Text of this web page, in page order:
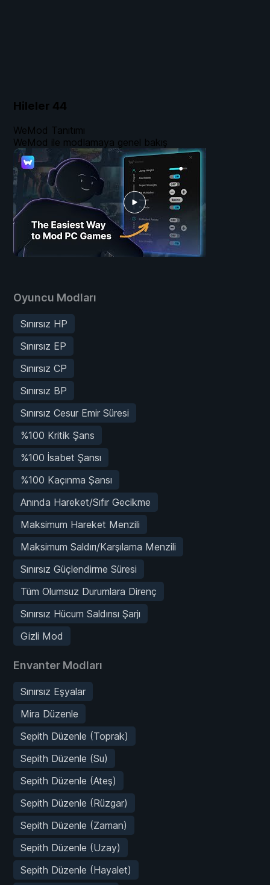
Hileler 44
Oyuncu Modları
Sınırsız HP
Sınırsız EP
Sınırsız CP
Sınırsız BP
Sınırsız Cesur Emir Süresi
%100 Kritik Şans
%100 İsabet Şansı
%100 Kaçınma Şansı
Anında Hareket/Sıfır Gecikme
Maksimum Hareket Menzili
Maksimum Saldırı/Karşılama Menzili
Sınırsız Güçlendirme Süresi
Tüm Olumsuz Durumlara Direnç
Sınırsız Hücum Saldırısı Şarjı
Gizli Mod
Envanter Modları
Sınırsız Eşyalar
Mira Düzenle
Sepith Düzenle (Toprak)
Sepith Düzenle (Su)
Sepith Düzenle (Ateş)
Sepith Düzenle (Rüzgar)
Sepith Düzenle (Zaman)
Sepith Düzenle (Uzay)
Sepith Düzenle (Hayalet)
WeMod Tanıtımı
WeMod ile modlamaya genel bakış